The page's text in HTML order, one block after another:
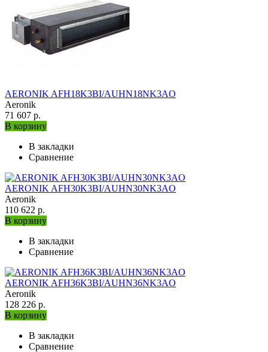
AERONIK AFH18K3BI/AUHN18NK3AO
Aeronik
71 607 р.
В корзину
В закладки
Сравнение
AERONIK AFH30K3BI/AUHN30NK3AO
Aeronik
110 622 р.
В корзину
В закладки
Сравнение
AERONIK AFH36K3BI/AUHN36NK3AO
Aeronik
128 226 р.
В корзину
В закладки
Сравнение